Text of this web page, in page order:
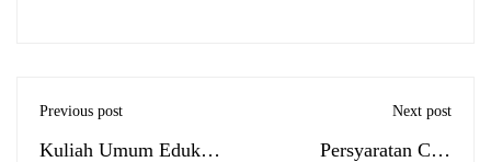
Previous post
Kuliah Umum Edukasi
Next post
Persyaratan Cuti